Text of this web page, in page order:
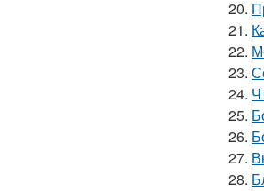
20.
21.
22.
23.
24.
25.
26.
27.
28.